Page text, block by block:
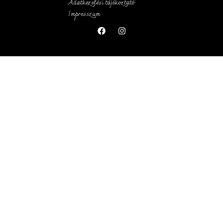
Adatkezelési tájékoztató
Impresszum